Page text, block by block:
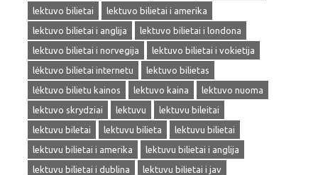
lektuvo bilietai
lektuvo bilietai i amerika
lektuvo bilietai i anglija
lektuvo bilietai i londona
lektuvo bilietai i norvegija
lektuvo bilietai i vokietija
lėktuvo bilietai internetu
lektuvo bilietas
lėktuvo bilietu kainos
lektuvo kaina
lektuvo nuoma
lektuvo skrydziai
lektuvu
lektuvu bileitai
lektuvu biletai
lektuvu bilieta
lektuvu bilietai
lektuvu bilietai i amerika
lektuvu bilietai i anglija
lektuvu bilietai i dublina
lektuvu bilietai i jav